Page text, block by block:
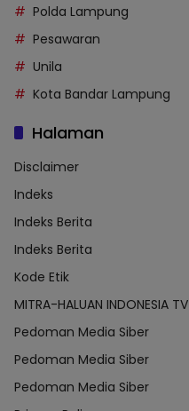
Polda Lampung
Pesawaran
Unila
Kota Bandar Lampung
Halaman
Disclaimer
Indeks
Indeks Berita
Indeks Berita
Kode Etik
MITRA-HALUAN INDONESIA TV
Pedoman Media Siber
Pedoman Media Siber
Pedoman Media Siber